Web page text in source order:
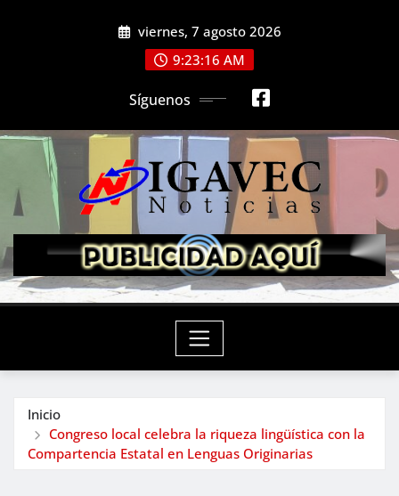
viernes, 7 agosto 2026
9:23:17 AM
Síguenos
Inicio
Congreso local celebra la riqueza lingüística con la
Compartencia Estatal en Lenguas Originarias